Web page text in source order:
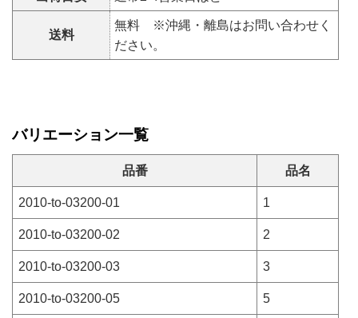
送料
無料 ※沖縄・離島はお問い合わせく
ださい。
バリエーション一覧
品番 品名
2010-to-03200-01 1
2010-to-03200-02 2
2010-to-03200-03 3
2010-to-03200-05 5